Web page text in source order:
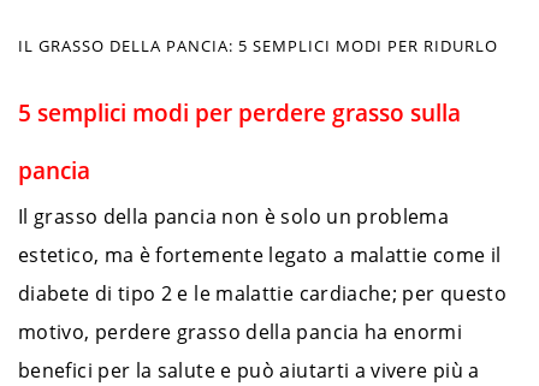
IL GRASSO DELLA PANCIA: 5 SEMPLICI MODI PER RIDURLO
5 semplici modi per perdere grasso sulla
pancia
Il grasso della pancia non è solo un problema
estetico, ma è fortemente legato a malattie come il
diabete di tipo 2 e le malattie cardiache; per questo
motivo, perdere grasso della pancia ha enormi
benefici per la salute e può aiutarti a vivere più a